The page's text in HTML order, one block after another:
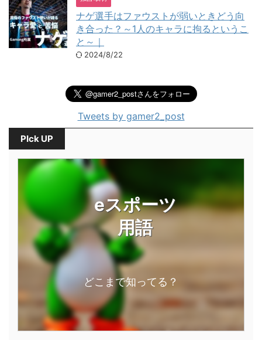
ナゲ選手はファウストが弱いときどう向
き合った？～1人のキャラに拘るというこ
と～｜
2024/8/22
Tweets by gamer2_post
PIck UP
eスポーツ
用語
どこまで知ってる？